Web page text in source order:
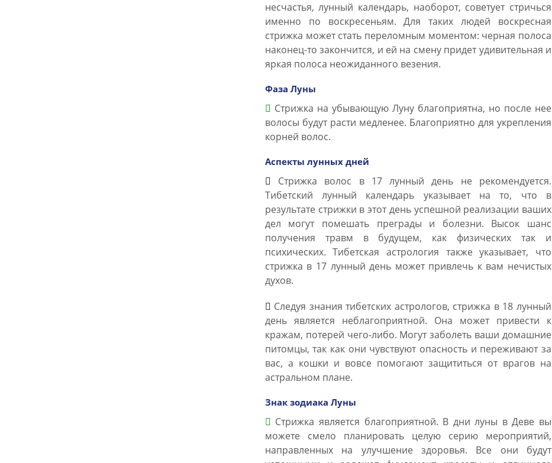
несчастья, лунный календарь, наоборот, советует стричься
именно по воскресеньям. Для таких людей воскресная
стрижка может стать переломным моментом: черная полоса
наконец-то закончится, и ей на смену придет удивительная и
яркая полоса неожиданного везения.
Фаза Луны
Стрижка на убывающую Луну благоприятна, но после нее
волосы будут расти медленее. Благоприятно для укрепления
корней волос.
Аспекты лунных дней
Стрижка волос в 17 лунный день не рекомендуется.
Тибетский лунный календарь указывает на то, что в
результате стрижки в этот день успешной реализации ваших
дел могут помешать преграды и болезни. Высок шанс
получения травм в будущем, как физических так и
психических. Тибетская астрология также указывает, что
стрижка в 17 лунный день может привлечь к вам нечистых
духов.
Следуя знания тибетских астрологов, стрижка в 18 лунный
день является неблагоприятной. Она может привести к
кражам, потерей чего-либо. Могут заболеть ваши домашние
питомцы, так как они чувствуют опасность и переживают за
вас, а кошки и вовсе помогают защититься от врагов на
астральном плане.
Знак зодиака Луны
Стрижка является благоприятной. В дни луны в Деве вы
можете смело планировать целую серию мероприятий,
направленных на улучшение здоровья. Все они будут